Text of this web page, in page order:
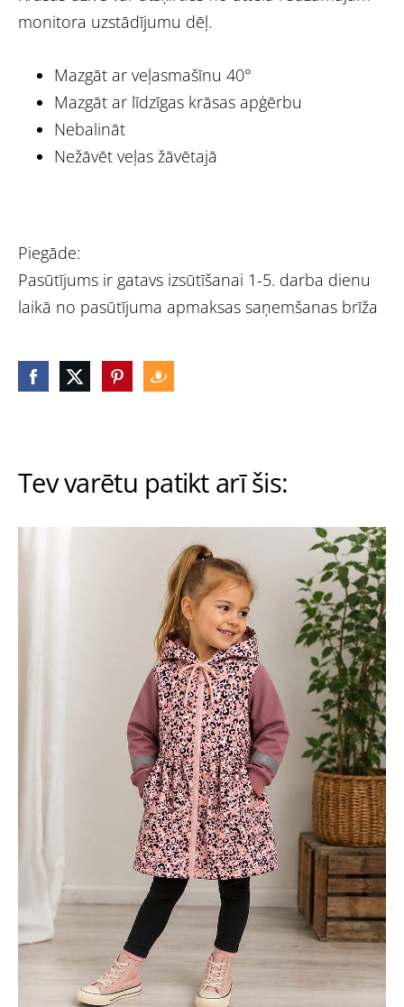
monitora uzstādījumu dēļ.
Mazgāt ar veļasmašīnu 40°
Mazgāt ar līdzīgas krāsas apģērbu
Nebalināt
Nežāvēt veļas žāvētajā
Piegāde:
Pasūtījums ir gatavs izsūtīšanai 1-5. darba dienu
laikā no pasūtījuma apmaksas saņemšanas brīža
Tev varētu patikt arī šis: